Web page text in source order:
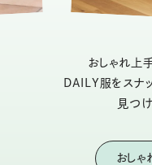
おしゃれ上
DAILY服をスナ
見つ
おしゃ